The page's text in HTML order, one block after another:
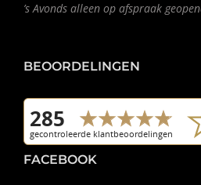
’s Avonds alleen op afspraak
BEOORDELINGEN
FACEBOOK